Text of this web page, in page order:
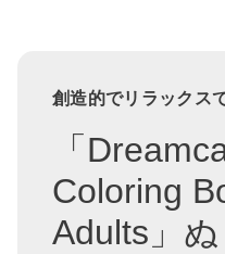
創造的でリラックス
「
Coloring
Adults」